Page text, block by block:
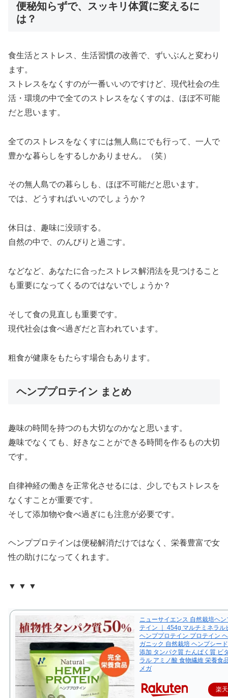
便秘知らずで、スッキリ体質に変えるに
は？
食生活とストレス、生活習慣の改善で、ずいぶんと変わり
ます。
ストレスをなくすのが一番いいのですけど、現代社会の生
活・環境の中で全てのストレスをなくすのは、ほぼ不可能
だと思います。
全てのストレスをなくすには無人島にでも行って、一人で
豊かな暮らしをするしかありません。（笑）
その無人島での暮らしも、ほぼ不可能だと思います。
では、どうすればいいのでしょうか？
休日は、趣味に没頭する。
自然の中で、のんびりと過ごす。
などなど、あなたに合ったストレス解消法を見つけること
も重要になってくるのではないでしょうか？
そして食の見直しも重要です。
現代社会は食べ過ぎだと言われています。
粗食が健康をもたらす場合もあります。
ヘンププロテイン まとめ
趣味の時間を持つのも大切なのかなと思います。
趣味でなくても、好きなことができる時間を作るもの大切
です。
自律神経の働きを正常化させるには、少しでもストレスを
なくすことが重要です。
そして添加物や食べ過ぎにも注意が必要です。
ヘンププロテインは便秘解消だけではなく、栄養豊富で女
性の助けになってくれます。
▼ ▼ ▼
ニューサイエンス 自然栽培ヘ
テイン ｜ 454g マルチミネラル
ヘンププロテイン プロテイン
ガニック 自然栽培 ヘンプシー
添加 タンパク質 たんぱく質 ビ
ラル アミノ酸 食物繊維 栄養食
メガ
楽